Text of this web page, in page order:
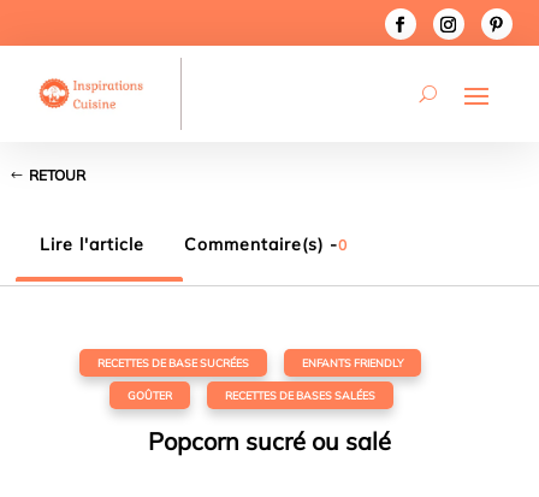
RETOUR
Lire l'article Commentaire(s) -0
RECETTES DE BASE SUCRÉES ENFANTS FRIENDLY
GOÛTER RECETTES DE BASES SALÉES
Popcorn sucré ou salé